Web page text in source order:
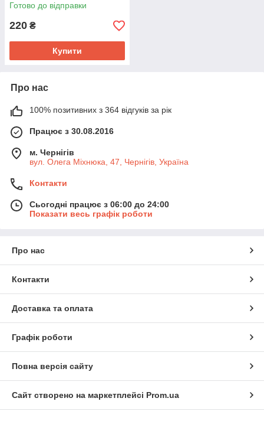
Готово до відправки
220 ₴
Купити
Про нас
100% позитивних з 364 відгуків за рік
Працює з 30.08.2016
м. Чернігів
вул. Олега Міхнюка, 47, Чернігів, Україна
Контакти
Сьогодні працює з 06:00 до 24:00
Показати весь графік роботи
Про нас
Контакти
Доставка та оплата
Графік роботи
Повна версія сайту
Сайт створено на маркетплейсі Prom.ua